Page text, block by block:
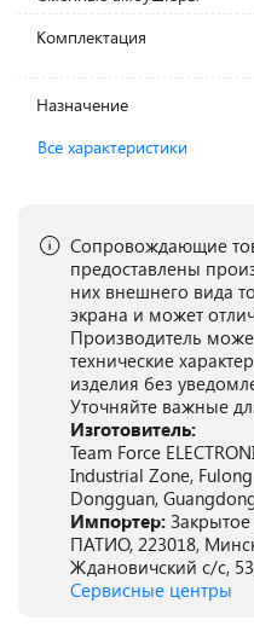
Комплектация
Назначение
Все характеристики
Сопровождающие
предоставлены
них внешнего вида
экрана и может
Производитель
технические
изделия без
Уточняйте важные
Изготовитель:
Team Force
Industrial Zone,
Dongguan,
Импортер:
ПАТИО, 223018,
Ждановичский с/с,
Сервисные центры